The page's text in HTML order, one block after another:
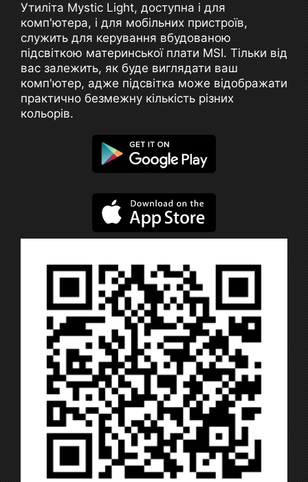
Утиліта Mystic Light, доступна і для
комп'ютера, і для мобільних пристроїв,
служить для керування вбудованою
підсвіткою материнської плати MSI. Тільки від
вас залежить, як буде виглядати ваш
комп'ютер, адже підсвітка може відображати
практично безмежну кількість різних
кольорів.